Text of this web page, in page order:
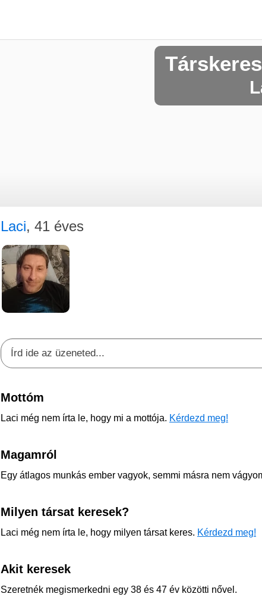
Laci, 41 éves
Mottóm
Laci még nem írta le, hogy mi a mottója. Kérdezd meg!
Magamról
Egy átlagos munkás ember vagyok, semmi másra nem
Milyen társat keresek?
Laci még nem írta le, hogy milyen társat keres. Kérdezd meg!
Akit keresek
Szeretnék megismerkedni egy 38 és 47 év közötti nővel.